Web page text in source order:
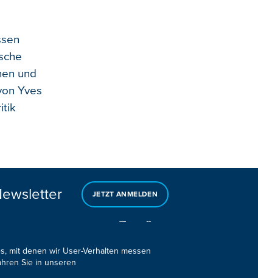
und
Yves
JETZT ANMELDEN
mit denen wir User-Verhalten messen
Sie in unseren